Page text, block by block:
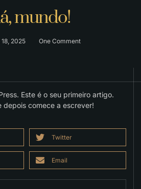
mundo!
2025 One Comment
Este é o seu primeiro artigo.
depois comece a escrever!
Twitter
Email